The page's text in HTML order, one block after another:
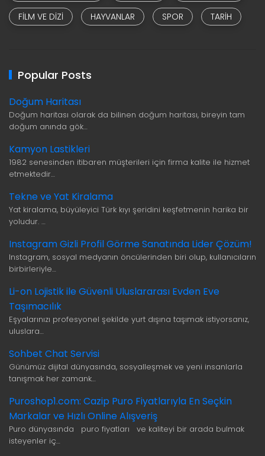
FILM VE DIZI
HAYVANLAR SPOR TARIH
Popular Posts
Doğum Haritası
Doğum haritası olarak da bilinen doğum haritası, bireyin tam
doğum anında gök…
Kamyon Lastikleri
1982 senesinden itibaren müşterileri için firma kalite ile hizmet
etmektedir…
Tekne ve Yat Kiralama
Yat kiralama, büyüleyici Türk kıyı şeridini keşfetmenin harika bir
yoludur. …
Instagram Gizli Profil Görme Sanatında Lider Çözüm!
Instagram, sosyal medyanın öncülerinden biri olup, kullanıcıların
birbirleriyle…
Li-on Lojistik ile Güvenli Uluslararası Evden Eve
Taşımacılık
Eşyalarınızı profesyonel şekilde yurt dışına taşımak istiyorsanız,
uluslara…
Sohbet Chat Servisi
Günümüz dijital dünyasında, sosyalleşmek ve yeni insanlarla
tanışmak her zamank…
Puroshop1.com: Cazip Puro Fiyatlarıyla En Seçkin
Markalar ve Hızlı Online Alışveriş
Puro dünyasında puro fiyatları ve kaliteyi bir arada bulmak
isteyenler iç…